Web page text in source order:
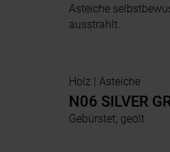
Asteiche
ausstrahlt.
Holz | Asteiche
N06 SILVER
Gebürstet, geölt